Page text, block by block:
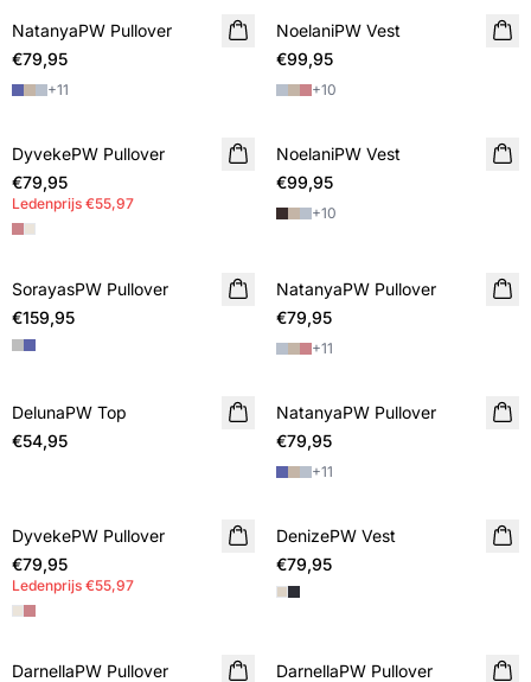
NIEUWE
NatanyaPW Pullover
€79,95
+11
NIEUWE
NoelaniPW Vest
€99,95
+10
NIEUWE
MEMBERS DEAL
DyvekePW Pullover
€79,95
Ledenprijs €55,97
NIEUWE
NoelaniPW Vest
€99,95
+10
NIEUWE
SorayasPW Pullover
€159,95
NIEUWE
NatanyaPW Pullover
€79,95
+11
NIEUWE
DelunaPW Top
€54,95
NIEUWE
NatanyaPW Pullover
€79,95
+11
NIEUWE
MEMBERS DEAL
DyvekePW Pullover
€79,95
Ledenprijs €55,97
NIEUWE
DenizePW Vest
€79,95
NIEUWE
DarnellaPW Pullover
NIEUWE
DarnellaPW Pullover